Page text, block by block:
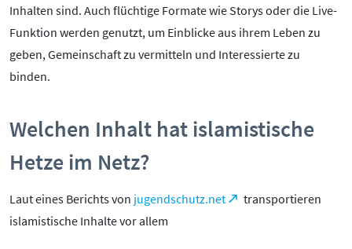
Inhalten sind. Auch flüchtige Formate wie Storys oder die Live-
Funktion werden genutzt, um Einblicke aus ihrem Leben zu
geben, Gemeinschaft zu vermitteln und Interessierte zu
binden.
Welchen Inhalt hat islamistische
Hetze im Netz?
Laut eines Berichts von jugendschutz.net
transportieren
islamistische Inhalte vor allem
SERVICE:
Elternangebote
Medienkurse
Presse
Mediencoaches
Materialien
Medienquiz